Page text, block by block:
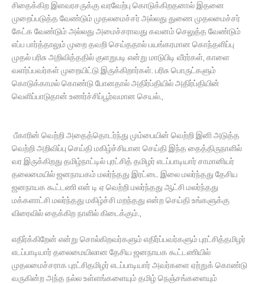
சிதைக்கிற இளவரசருக்கு வரவேற்பு கொடுக்கிறதனால் இதனை
முறைப்படுத்த வேண்டும் முதலமைச்சர் அல்லது துணை முதலமைச்சர்
கேட்க வேண்டும் அல்லது அமைச்சராவது கவனம் செலுத்த வேண்டும்
எப்ப பார்த்தாலும் முறை தவறி செய்ததால் பயங்கரமான கொந்தளிப்பு
முதல் பரிசு அறிவித்ததில் குளறுபடி என்று மாடுபிடி வீரர்கள், காளை
வளர்ப்பவர்கள் முறையிட்டு இருக்கிறார்கள். பரிசு பொருட்களும்
கொடுக்காமல் கொண்டு போனதால் அதிர்ப்தியில் அதிர்ப்தியின்
வெளிப்பாடுதான் உணர்ச்சிப்பூர்வமான செயல்.,
பீகாரின் வெற்றி அதைத்தொடர்ந்து மும்பையின் வெற்றி இனி அடுத்த
வெற்றி அறிவிப்பு செய்தி மகிழ்ச்சியான செய்தி இந்த தைத்திருநாளில்
வர இருக்கிறது தமிழ்நாட்டில் புரட்சித் தமிழர் எடப்பாடியார் சாமானியர்
தலைமையில் ஜனநாயகம் மலர்ந்தது இரட்டை இலை மலர்ந்தது தேசிய
ஜனநாயக கூட்டணி என் டி ஏ வெற்றி மலர்ந்தது ஆட்சி மலர்ந்தது
மக்களாட்சி மலர்ந்தது மகிழ்ச்சி மறந்தது என்ற செய்தி உங்களுக்கு
விரைவில் தைக்கிற நாளில் கிடைக்கும்.,
எதிர்க்கிறேன் என்று சொல்கிறவர்களும் எதிர்ப்பவர்களும் புரட்சித்தமிழர்
எடப்பாடியார் தலைமையிலான தேசிய ஜனநாயக கூட்டணியில்
முதலமைச்சராக புரட்சிதமிழர் எடப்பாடியார் அவர்களை ஏற்றுக் கொண்டு
வருகின்ற அந்த நல்ல உள்ளங்களையும் தமிழ் நெஞ்சங்களையும்